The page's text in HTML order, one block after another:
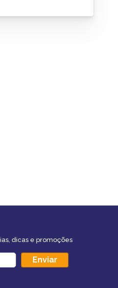
dicas e promoções